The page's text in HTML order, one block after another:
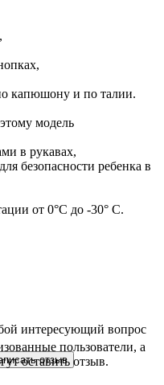
капюшону и по талии.
модель
в рукавах,
безопасности ребенка в
от 0°С до -30° С.
интересующий вопрос
отзыв
пользователи, а
оставить отзыв.